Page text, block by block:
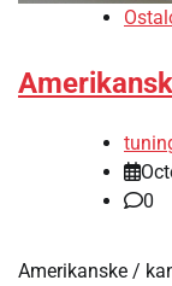
0
Amerikanske /